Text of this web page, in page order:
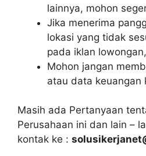
lainnya, mohon
Jika menerima
lokasi yang tidak
pada iklan
Mohon jangan
atau data keuangan
Masih ada Pertanyaan
Perusahaan ini dan lain –
kontak ke :